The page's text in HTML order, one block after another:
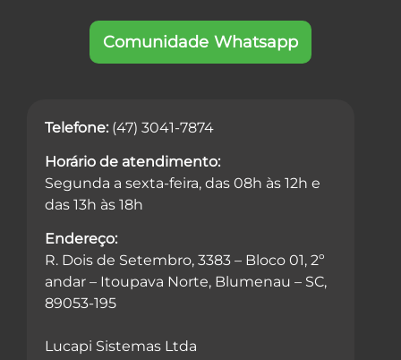
Comunidade Whatsapp
Telefone: (47) 3041-7874
Horário de atendimento:
Segunda a sexta-feira, das 08h às 12h e
das 13h às 18h
Endereço:
R. Dois de Setembro, 3383 – Bloco 01, 2º
andar – Itoupava Norte, Blumenau – SC,
89053-195
Lucapi Sistemas Ltda